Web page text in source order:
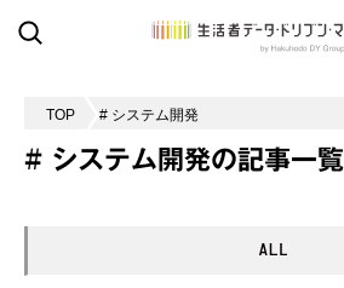
TOP # システム開発
# システム開発の記事一覧